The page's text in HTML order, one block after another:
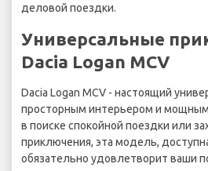
деловой поездки.
Универсальные
Dacia Logan MCV
Dacia Logan MCV - настоящий
просторным интерьером и
в поиске спокойной поездки или
приключения, эта модель,
обязательно удовлетворит ваши